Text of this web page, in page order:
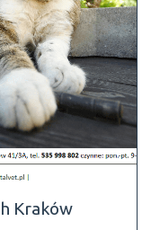
Kraków